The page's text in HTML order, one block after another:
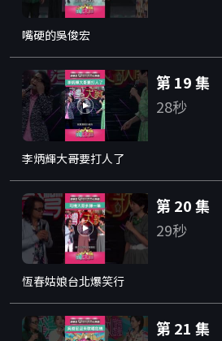
嘴硬的吳俊宏
第 19 集
28秒
李炳輝大哥要打人了
第 20 集
29秒
恆春姑娘台北爆笑行
第 21 集